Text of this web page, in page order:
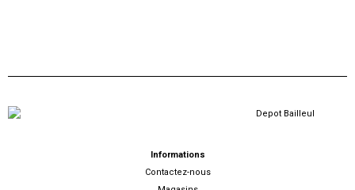
Informations
Contactez-nous